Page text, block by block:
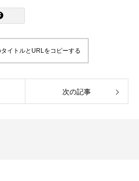
イトルとURLをコピーする
次の記事